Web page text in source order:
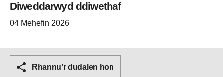
Diweddarwyd ddiwethaf
04 Mehefin 2026
Rhannu’r dudalen hon